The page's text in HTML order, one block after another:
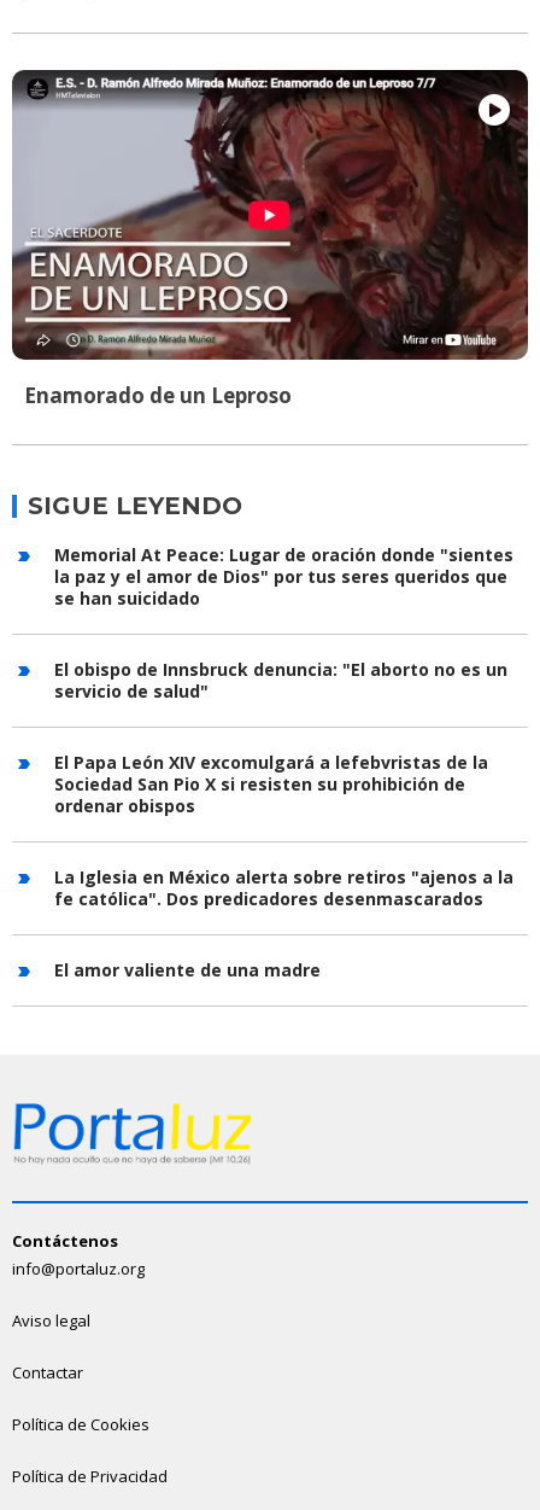
Enamorado de un Leproso
SIGUE LEYENDO
Memorial At Peace: Lugar de oración donde "sientes
la paz y el amor de Dios" por tus seres queridos que
se han suicidado
El obispo de Innsbruck denuncia: "El aborto no es un
servicio de salud"
El Papa León XIV excomulgará a lefebvristas de la
Sociedad San Pio X si resisten su prohibición de
ordenar obispos
La Iglesia en México alerta sobre retiros "ajenos a la
fe católica". Dos predicadores desenmascarados
El amor valiente de una madre
Contáctenos
info@portaluz.org
Aviso legal
Contactar
Política de Cookies
Política de Privacidad